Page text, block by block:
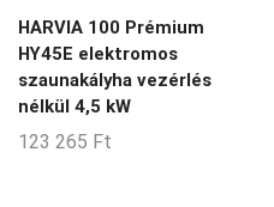
HARVIA 100 Prémium
HY45E elektromos
szaunakályha vezérlés
nélkül 4,5 kW
123 265 Ft